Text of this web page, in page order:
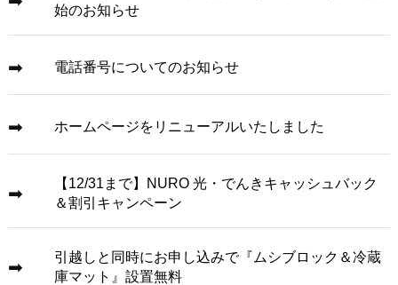
始のお知らせ
電話番号についてのお知らせ
ホームページをリニューアルいたしました
【12/31まで】NURO 光・でんきキャッシュバック
＆割引キャンペーン
引越しと同時にお申し込みで『ムシブロック＆冷蔵
庫マット』設置無料